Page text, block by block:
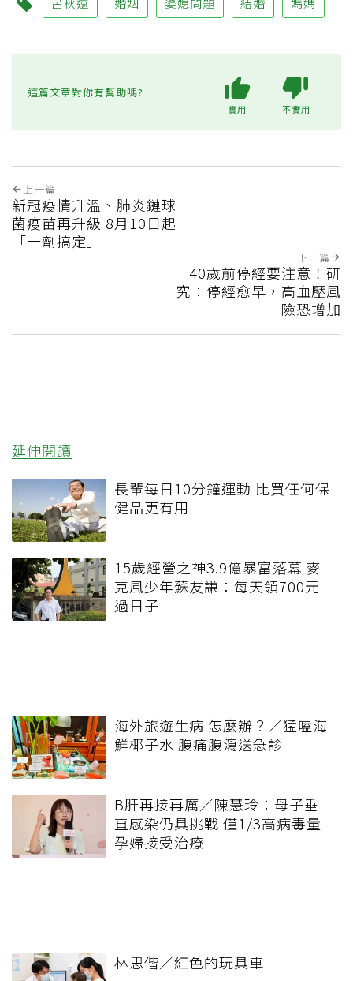
這篇文章對你有幫助嗎?
實用 不實用
上一篇
新冠疫情升溫、肺炎鏈球
菌疫苗再升級 8月10日起
「一劑搞定」
下一篇
40歲前停經要注意！研
究：停經愈早，高血壓風
險恐增加
延伸閱讀
長輩每日10分鐘運動 比買任何保
健品更有用
15歲經營之神3.9億暴富落幕 麥
克風少年蘇友謙：每天領700元
過日子
海外旅遊生病 怎麼辦？／猛嗑海
鮮椰子水 腹痛腹瀉送急診
B肝再接再厲／陳慧玲：母子垂
直感染仍具挑戰 僅1/3高病毒量
孕婦接受治療
林思偕／紅色的玩具車